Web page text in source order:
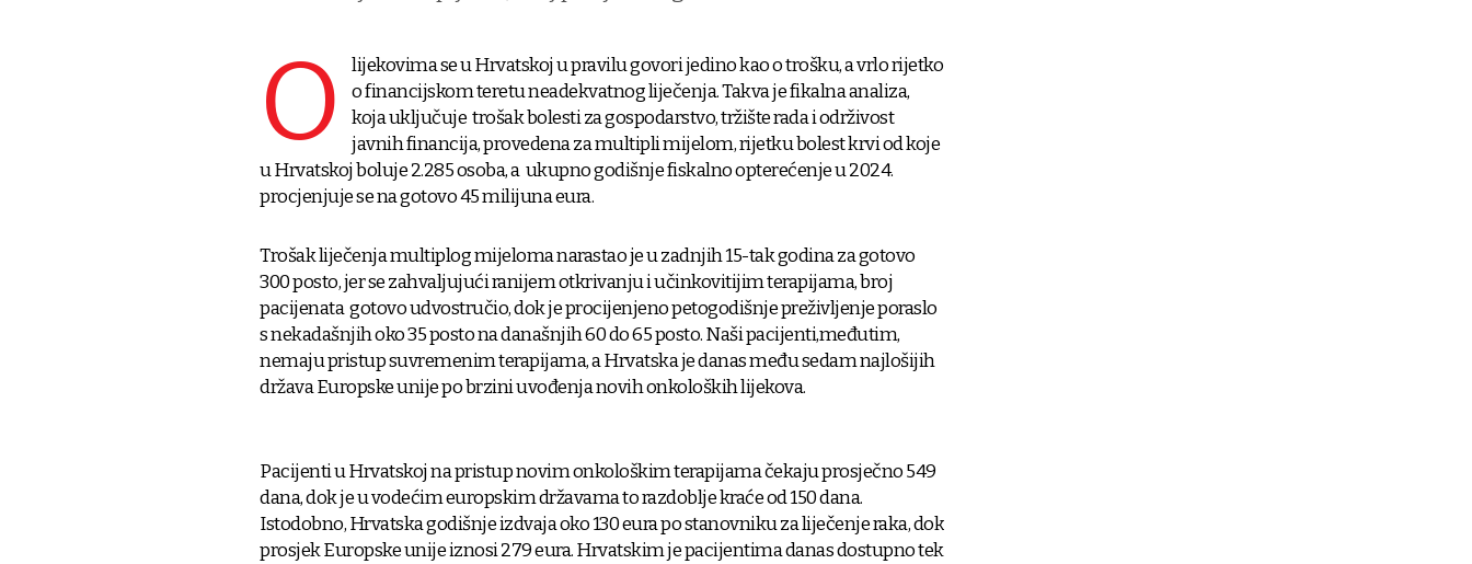
O
lijekovima se u Hrvatskoj u pravilu govori jedino kao o trošku, a vrlo rijetko
o financijskom teretu neadekvatnog liječenja. Takva je fikalna analiza,
koja uključuje trošak bolesti za gospodarstvo, tržište rada i održivost
javnih financija, provedena za multipli mijelom, rijetku bolest krvi od koje
u Hrvatskoj boluje 2.285 osoba, a ukupno godišnje fiskalno opterećenje u 2024.
procjenjuje se na gotovo 45 milijuna eura.
Trošak liječenja multiplog mijeloma narastao je u zadnjih 15-tak godina za gotovo
300 posto, jer se zahvaljujući ranijem otkrivanju i učinkovitijim terapijama, broj
pacijenata gotovo udvostručio, dok je procijenjeno petogodišnje preživljenje poraslo
s nekadašnjih oko 35 posto na današnjih 60 do 65 posto. Naši pacijenti,međutim,
nemaju pristup suvremenim terapijama, a Hrvatska je danas među sedam najlošijih
država Europske unije po brzini uvođenja novih onkoloških lijekova.
Pacijenti u Hrvatskoj na pristup novim onkološkim terapijama čekaju prosječno 549
dana, dok je u vodećim europskim državama to razdoblje kraće od 150 dana.
Istodobno, Hrvatska godišnje izdvaja oko 130 eura po stanovniku za liječenje raka, dok
prosjek Europske unije iznosi 279 eura. Hrvatskim je pacijentima danas dostupno tek